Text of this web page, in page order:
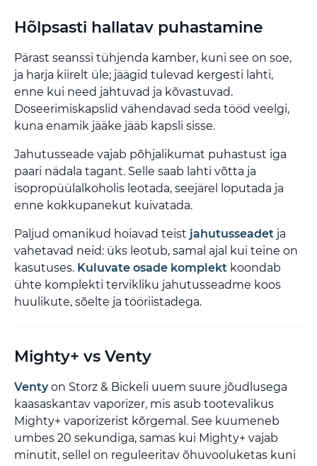
Hõlpsasti hallatav puhastamine
Pärast seanssi tühjenda kamber, kuni see on soe,
ja harja kiirelt üle; jäägid tulevad kergesti lahti,
enne kui need jahtuvad ja kõvastuvad.
Doseerimiskapslid vähendavad seda tööd veelgi,
kuna enamik jääke jääb kapsli sisse.
Jahutusseade vajab põhjalikumat puhastust iga
paari nädala tagant. Selle saab lahti võtta ja
isopropüülalkoholis leotada, seejärel loputada ja
enne kokkupanekut kuivatada.
Paljud omanikud hoiavad teist jahutusseadet ja
vahetavad neid: üks leotub, samal ajal kui teine on
kasutuses. Kuluvate osade komplekt koondab
ühte komplekti tervikliku jahutusseadme koos
huulikute, sõelte ja tööriistadega.
Mighty+ vs Venty
Ventyon Storz & Bickeli uuem suure jõudlusega
kaasaskantav vaporizer, mis asub tootevalikus
Mighty+ vaporizerist kõrgemal. See kuumeneb
umbes 20 sekundiga, samas kui Mighty+ vajab
minutit, sellel on reguleeritav õhuvooluketas kuni